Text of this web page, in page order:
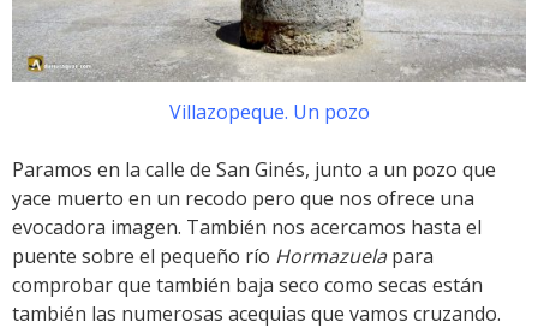
Villazopeque. Un pozo
Paramos en la calle de San Ginés, junto a un pozo que
yace muerto en un recodo pero que nos ofrece una
evocadora imagen. También nos acercamos hasta el
puente sobre el pequeño río Hormazuelapara
comprobar que también baja seco como secas están
también las numerosas acequias que vamos cruzando.